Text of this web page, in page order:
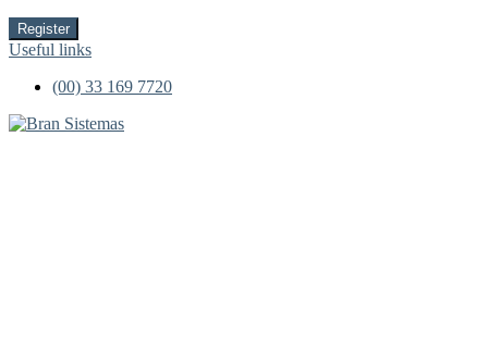
Register
Useful links
(00) 33 169 7720